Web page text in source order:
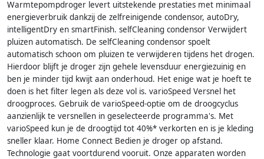
Warmtepompdroger levert uitstekende prestaties met minimaal
energieverbruik dankzij de zelfreinigende condensor, autoDry,
intelligentDry en smartFinish. selfCleaning condensor Verwijdert
pluizen automatisch. De selfCleaning condensor spoelt
automatisch schoon om pluizen te verwijderen tijdens het drogen.
Hierdoor blijft je droger zijn gehele levensduur energiezuinig en
ben je minder tijd kwijt aan onderhoud. Het enige wat je hoeft te
doen is het filter legen als deze vol is. varioSpeed Versnel het
droogproces. Gebruik de varioSpeed-optie om de droogcyclus
aanzienlijk te versnellen in geselecteerde programma's. Met
varioSpeed kun je de droogtijd tot 40%* verkorten en is je kleding
sneller klaar. Home Connect Bedien je droger op afstand.
Technologie gaat voortdurend vooruit. Onze apparaten worden